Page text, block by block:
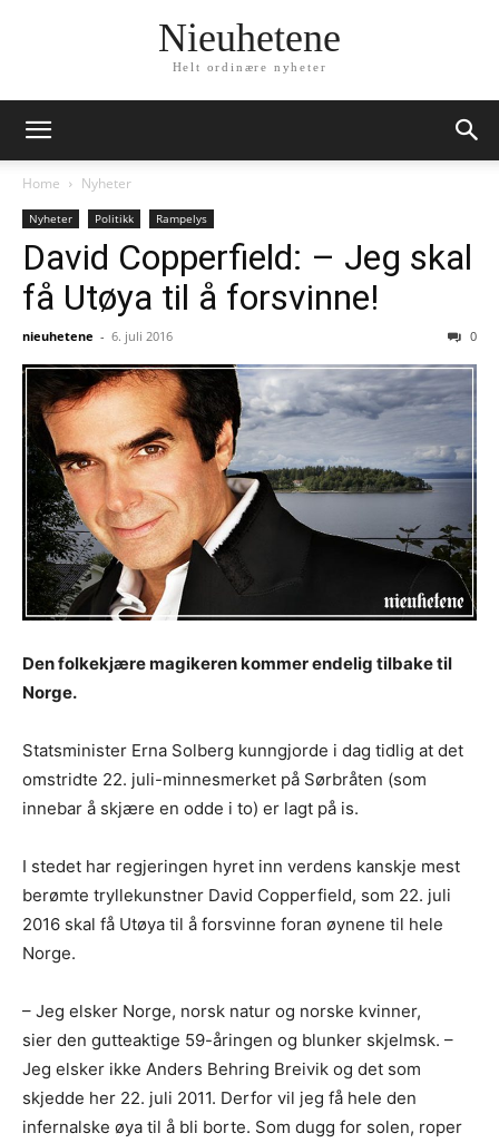
Nieuhetene
Helt ordinære nyheter
Home Nyheter
Nyheter Politikk Rampelys
David Copperfield: – Jeg skal
få Utøya til å forsvinne!
nieuhetene - 6. juli 2016 0
Den folkekjære magikeren kommer endelig tilbake til
Norge.
Statsminister Erna Solberg kunngjorde i dag tidlig at det
omstridte 22. juli-minnesmerket på Sørbråten (som
innebar å skjære en odde i to) er lagt på is.
I stedet har regjeringen hyret inn verdens kanskje mest
berømte tryllekunstner David Copperfield, som 22. juli
2016 skal få Utøya til å forsvinne foran øynene til hele
Norge.
– Jeg elsker Norge, norsk natur og norske kvinner,
sier den gutteaktige 59-åringen og blunker skjelmsk. –
Jeg elsker ikke Anders Behring Breivik og det som
skjedde her 22. juli 2011. Derfor vil jeg få hele den
infernalske øya til å bli borte. Som dugg for solen, roper